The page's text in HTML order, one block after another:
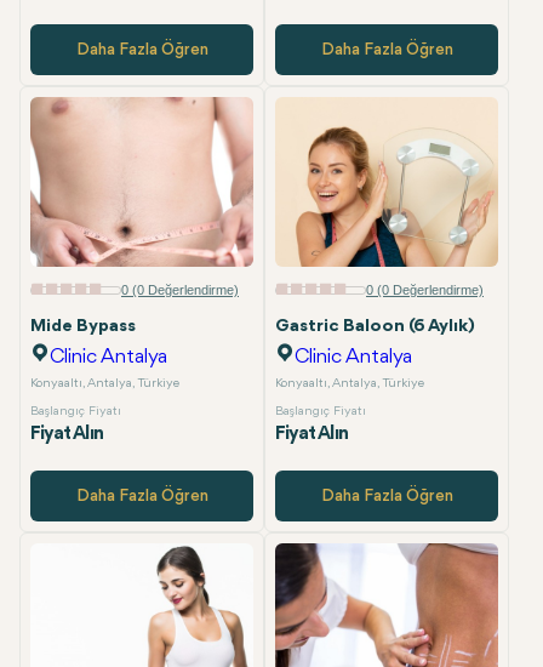
Daha Fazla Öğren Daha Fazla Öğren
0 (0 Değerlendirme)
Mide Bypass
Clinic Antalya
Konyaaltı, Antalya, Türkiye
Başlangıç Fiyatı
Fiyat Alın
Daha Fazla Öğren
0 (0 Değerlendirme)
Gastric Baloon (6 Aylık)
Clinic Antalya
Konyaaltı, Antalya, Türkiye
Başlangıç Fiyatı
Fiyat Alın
Daha Fazla Öğren